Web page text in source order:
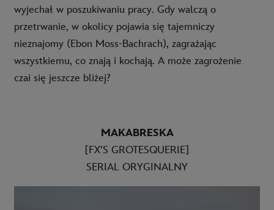
wyjechał w poszukiwaniu pracy. Gdy walczą o
przetrwanie, w okolicy pojawia się tajemniczy
nieznajomy (Ebon Moss-Bachrach), zagrażając
wszystkiemu, co znają i kochają. A może zagrożenie
czai się jeszcze bliżej?
MAKABRESKA
[FX’S GROTESQUERIE]
SERIAL ORYGINALNY